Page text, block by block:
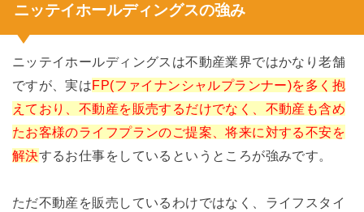
ニッテイホールディングスの強み
ニッテイホールディングスは不動産業界ではかなり老舗
ですが、実はFP(ファイナンシャルプランナー)を多く抱
えており、不動産を販売するだけでなく、不動産も含め
たお客様のライフプランのご提案、将来に対する不安を
解決するお仕事をしているというところが強みです。
ただ不動産を販売しているわけではなく、ライフスタイ